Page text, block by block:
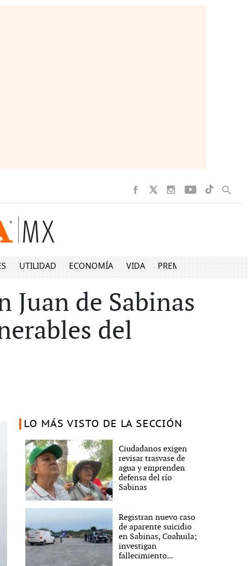
UTILIDAD ECONOMÍA VIDA PREMIUM
Juan de Sabinas
del
LO MÁS VISTO DE LA SECCIÓN
Ciudadanos exigen
revisar trasvase de
agua y emprenden
defensa del río
Sabinas
Registran nuevo caso
de aparente suicidio
en Sabinas, Coahuila;
investigan
fallecimiento...